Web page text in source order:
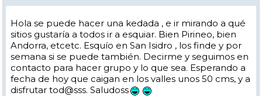
Hola se puede hacer una kedada , e ir mirando a qué
sitios gustaría a todos ir a esquiar. Bien Pirineo, bien
Andorra, etcetc. Esquío en San Isidro , los finde y por
semana si se puede también. Decirme y seguimos en
contacto para hacer grupo y lo que sea. Esperando a
fecha de hoy que caigan en los valles unos 50 cms, y a
disfrutar tod@sss. Saludoss